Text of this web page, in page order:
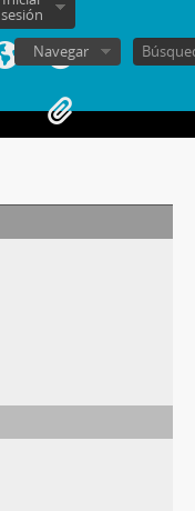
sesión
Navegar